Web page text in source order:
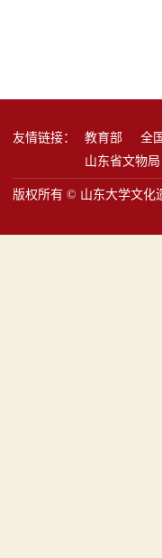
友情链接： 教育部
全
山东省文物局
版权所有 © 山东大学文